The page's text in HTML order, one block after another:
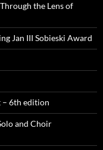
the Lens of
Jan III Sobieski Award
– 6th edition
and Choir